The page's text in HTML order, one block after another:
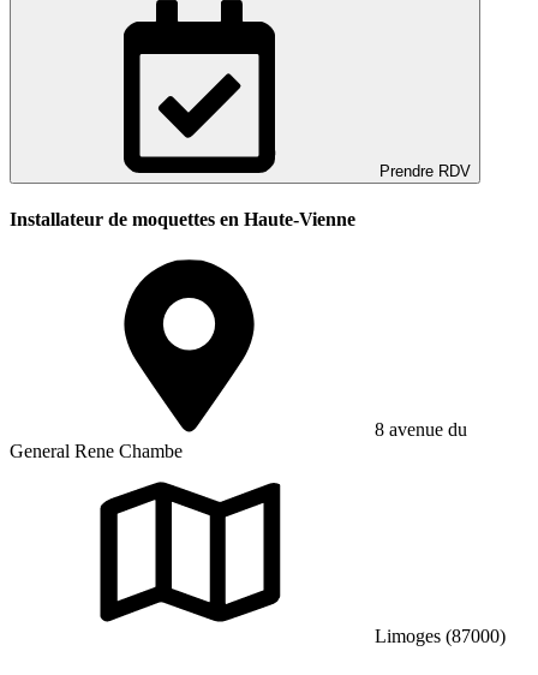
Prendre RDV
Installateur de moquettes en Haute-Vienne
8 avenue du
General Rene Chambe
Limoges (87000)